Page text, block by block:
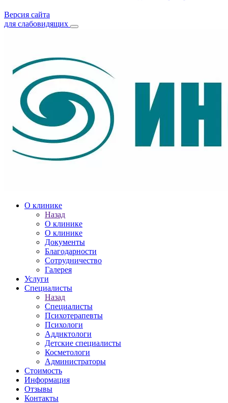
Версия сайта
для слабовидящих
О клинике
Назад
О клинике
О клинике
Документы
Благодарности
Сотрудничество
Галерея
Услуги
Специалисты
Назад
Специалисты
Психотерапевты
Психологи
Аддиктологи
Детские специалисты
Косметологи
Администраторы
Стоимость
Информация
Отзывы
Контакты